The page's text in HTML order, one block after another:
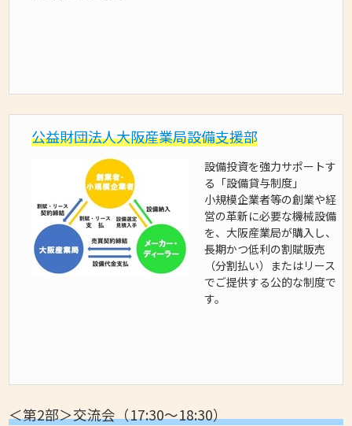
公益財団法人大阪産業局設備支援部
設備投資を強力サポートす
る「設備貸与制度」
小規模企業者等の創業や経
営の革新に必要な機械設備
を、大阪産業局が購入し、
長期かつ低利の割賦販売
（分割払い）またはリース
でご提供する公的な制度で
す。
＜第2部＞交流会（17:30～18:30）